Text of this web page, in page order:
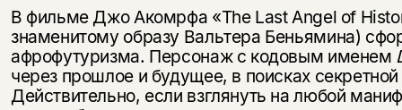
В фильме Джо Акомрфа «The Last Angel of
знаменитому образу Вальтера Беньямина)
афрофутуризма. Персонаж с кодовым именем
через прошлое и будущее, в поисках
Действительно, если взглянуть на любой